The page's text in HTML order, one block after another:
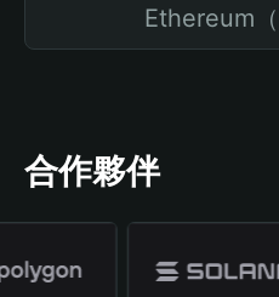
Ethereum
合作夥伴